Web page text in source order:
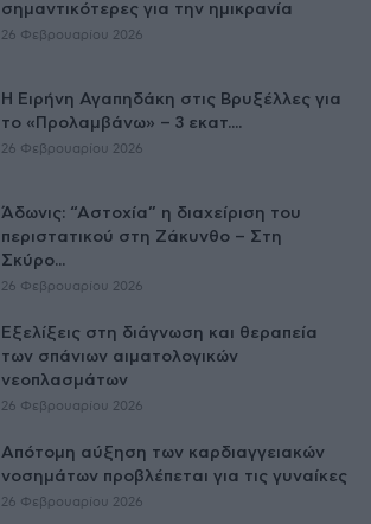
σημαντικότερες για την ημικρανία
26 Φεβρουαρίου 2026
Η Ειρήνη Αγαπηδάκη στις Βρυξέλλες για
το «Προλαμβάνω» – 3 εκατ....
26 Φεβρουαρίου 2026
Άδωνις: “Αστοχία” η διαχείριση του
περιστατικού στη Ζάκυνθο – Στη
Σκύρο...
26 Φεβρουαρίου 2026
Εξελίξεις στη διάγνωση και θεραπεία
των σπάνιων αιματολογικών
νεοπλασμάτων
26 Φεβρουαρίου 2026
Απότομη αύξηση των καρδιαγγειακών
νοσημάτων προβλέπεται για τις γυναίκες
26 Φεβρουαρίου 2026